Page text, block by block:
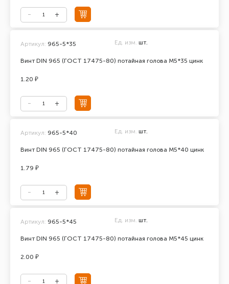
Винт DIN 965 (ГОСТ 17475-80) потайная голова М5*35 цинк
Артикул: 965-5*35 Ед. изм. шт.
1.20 ₽
Винт DIN 965 (ГОСТ 17475-80) потайная голова М5*40 цинк
Артикул: 965-5*40 Ед. изм. шт.
1.79 ₽
Винт DIN 965 (ГОСТ 17475-80) потайная голова М5*45 цинк
Артикул: 965-5*45 Ед. изм. шт.
2.00 ₽